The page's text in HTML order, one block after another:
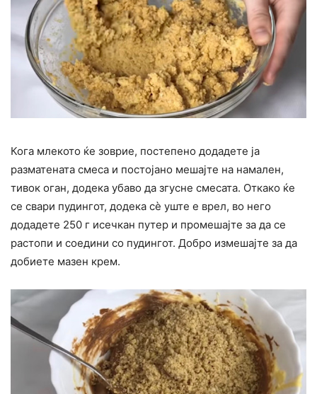
Кога млекото ќе зоврие, постепено додадете ја
разматената смеса и постојано мешајте на намален,
тивок оган, додека убаво да згусне смесата. Откако ќе
се свари пудингот, додека сè уште е врел, во него
додадете 250 г исечкан путер и промешајте за да се
растопи и соедини со пудингот. Добро измешајте за да
добиете мазен крем.